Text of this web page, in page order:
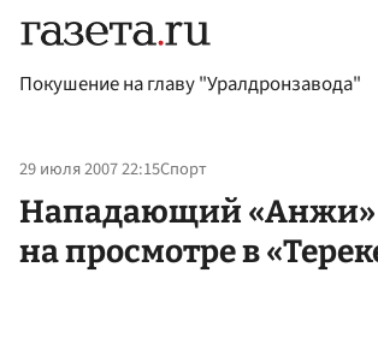
Покушение на главу "Уралдронзавода"
29 июля 2007 22:15Спорт
Нападающий «Анжи»
на просмотре в